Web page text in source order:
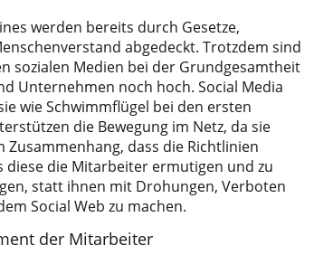
werden bereits durch Gesetze,
abgedeckt. Trotzdem sind
sozialen Medien bei der Grundgesamtheit
Unternehmen noch hoch. Social Media
wie Schwimmflügel bei den ersten
die Bewegung im Netz, da sie
dass die Richtlinien
die Mitarbeiter ermutigen und zu
statt ihnen mit Drohungen, Verboten
Social Web zu machen.
der Mitarbeiter